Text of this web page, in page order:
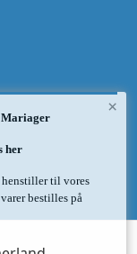
×
Mariager
her
til vores
bestilles på